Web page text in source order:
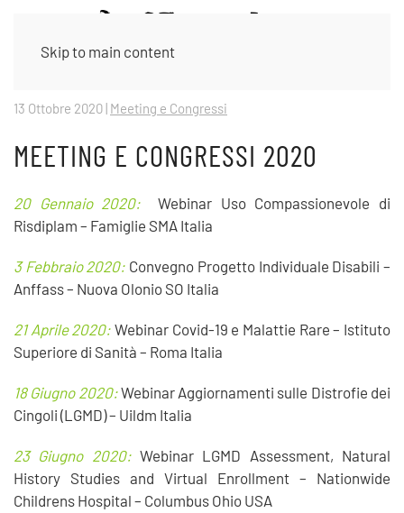
Skip to main content
13 Ottobre 2020| Meeting e Congressi
MEETING E CONGRESSI 2020
20 Gennaio 2020:
Webinar Uso Compassionevole di
Risdiplam – Famiglie SMA Italia
3 Febbraio 2020: Convegno Progetto Individuale Disabili –
Anffass – Nuova Olonio SO Italia
21 Aprile 2020: Webinar Covid-19 e Malattie Rare – Istituto
Superiore di Sanità – Roma Italia
18 Giugno 2020:Webinar Aggiornamenti sulle Distrofie dei
Cingoli (LGMD) – Uildm Italia
23 Giugno 2020:Webinar LGMD Assessment, Natural
History Studies and Virtual Enrollment – Nationwide
Childrens Hospital – Columbus Ohio USA